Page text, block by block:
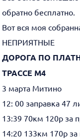
обратно бесплатно.
Вот вся моя
НЕПРИЯТНЫЕ
ДОРОГА ПО
ТРАССЕ М4
3 марта Митино
12: 00 заправка 47
13:39 70км 120р за
14:20 133км 170р за